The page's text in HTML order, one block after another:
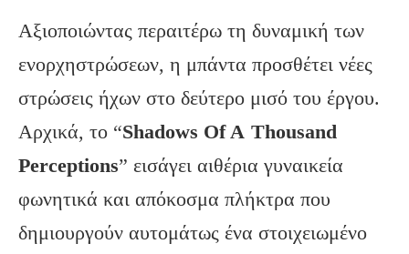
Αξιοποιώντας περαιτέρω τη δυναμική των
ενορχηστρώσεων, η μπάντα προσθέτει νέες
στρώσεις ήχων στο δεύτερο μισό του έργου.
Αρχικά, το “Shadows OfA Thousand
Perceptions” εισάγει αιθέρια γυναικεία
φωνητικά και απόκοσμα πλήκτρα που
δημιουργούν αυτομάτως ένα στοιχειωμένο